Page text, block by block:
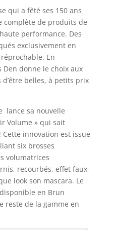
qui a fêté ses 150 ans
complète de produits de
performance. Des
exclusivement en
En
donne le choix aux
belles, à petits prix
lance sa nouvelle
Volume » qui sait
innovation est issue
six brosses
volumatrices
recourbés, effet faux-
look son mascara. Le
en Brun
reste de la gamme en